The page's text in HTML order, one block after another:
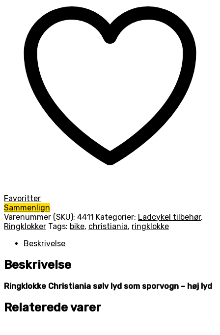
Favoritter
Sammenlign
Varenummer (SKU): 4411 Kategorier: Ladcykel tilbehør,
Ringklokker Tags: bike, christiania, ringklokke
Beskrivelse
Beskrivelse
Ringklokke Christiania sølv lyd som sporvogn – høj lyd
Relaterede varer